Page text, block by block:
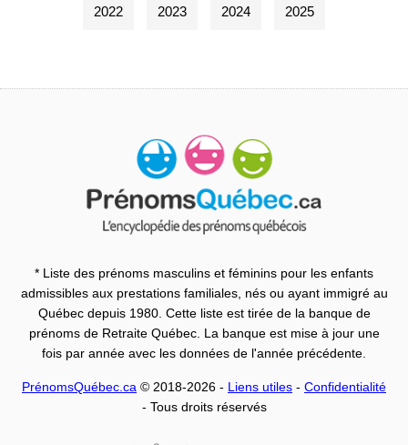
2022 2023 2024 2025
* Liste des prénoms masculins et féminins pour les enfants
admissibles aux prestations familiales, nés ou ayant immigré au
Québec depuis 1980. Cette liste est tirée de la banque de
prénoms de Retraite Québec. La banque est mise à jour une
fois par année avec les données de l'année précédente.
PrénomsQuébec.ca © 2018-2026 - Liens utiles - Confidentialité
- Tous droits réservés